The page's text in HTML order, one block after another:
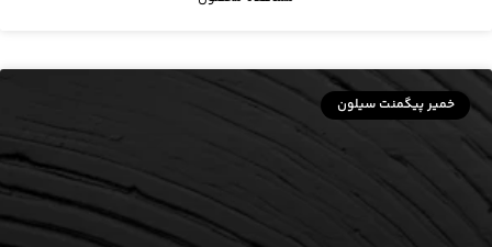
خمیر پیگمنت سیلون